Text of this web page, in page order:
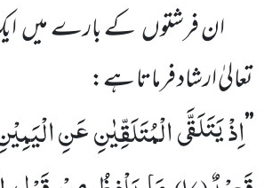
ان فرشتوںکے بارے میں
تعالیٰ ارشاد فرماتا ہے:
’’اِذْ یَتَلَقَّى الْمُتَلَقِّیٰنِ عَنِ